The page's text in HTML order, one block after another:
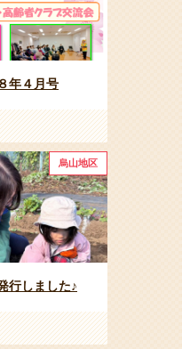
年４月号
烏山地区
行しました♪